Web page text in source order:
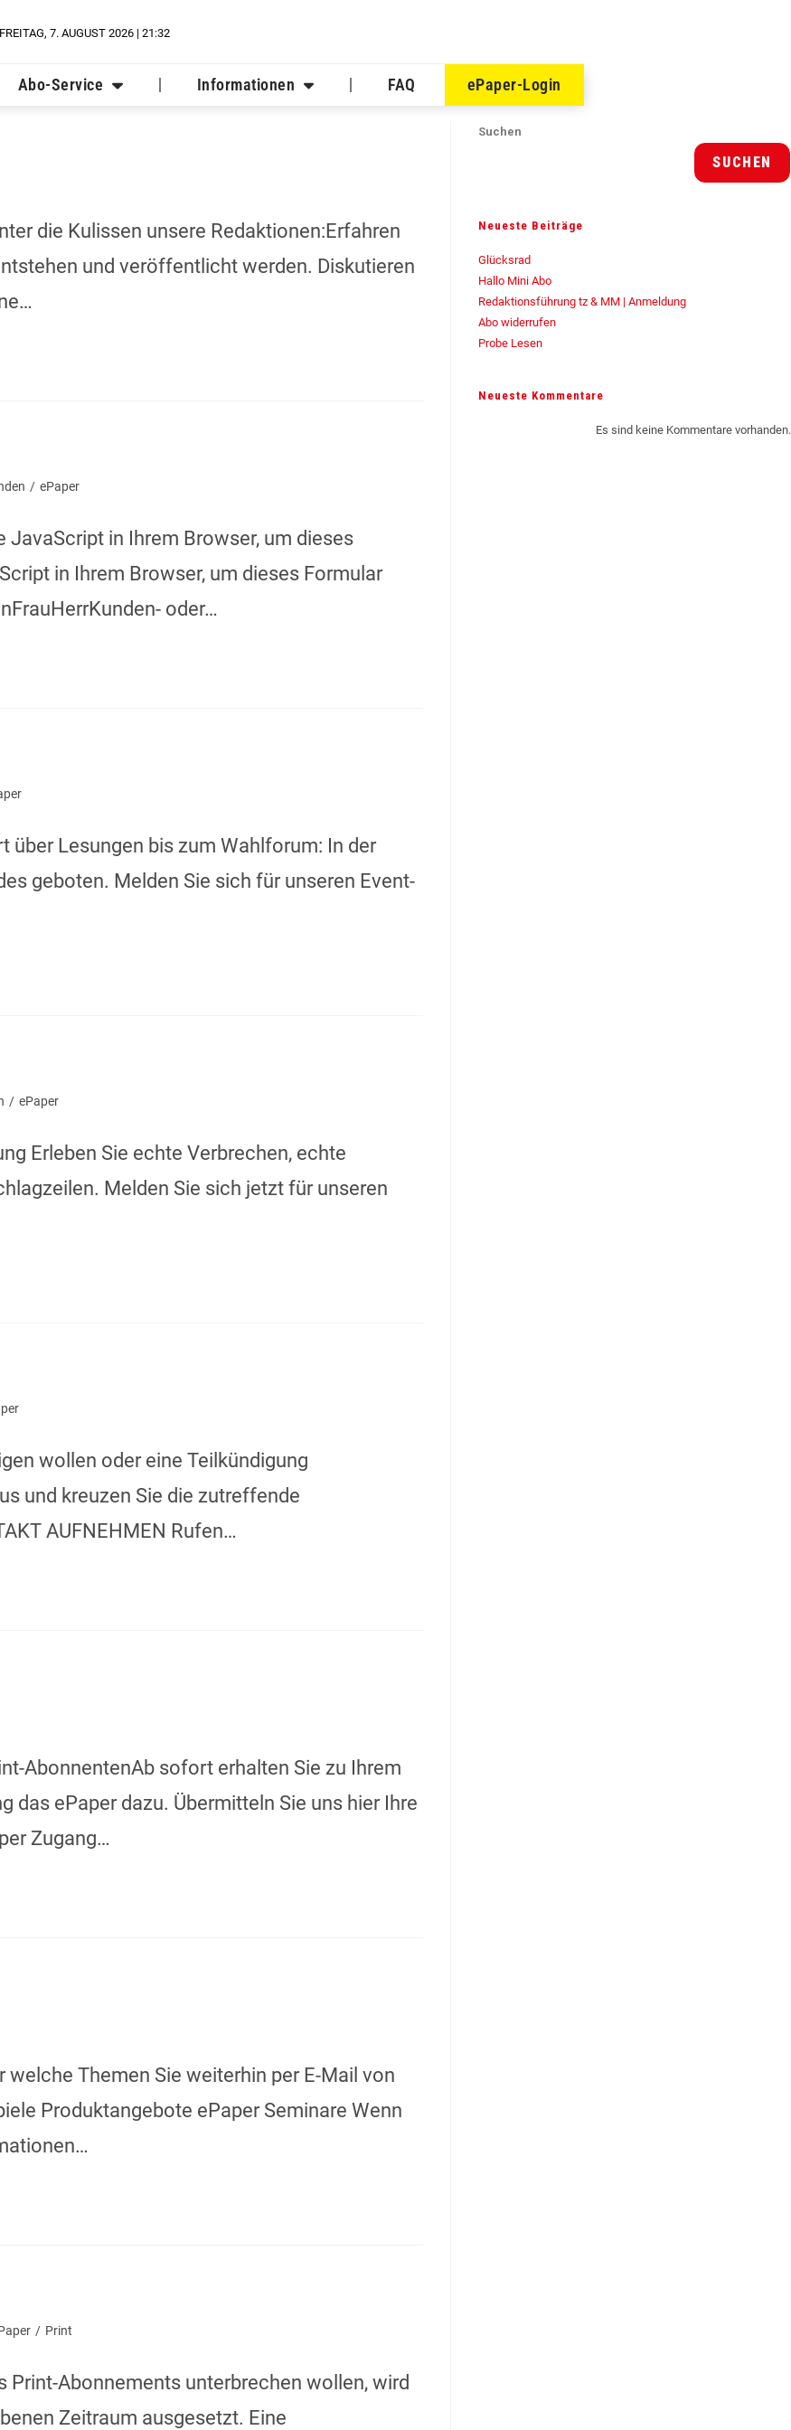
FREITAG, 7. AUGUST 2026 | 21:32
Abo-Service Informationen FAQ ePaper-Login
die Kulissen unsere Redaktionen:Erfahren
und veröffentlicht werden. Diskutieren
/ ePaper
in Ihrem Browser, um dieses
in Ihrem Browser, um dieses Formular
oder…
über Lesungen bis zum Wahlforum: In der
geboten. Melden Sie sich für unseren Event-
/ ePaper
Erleben Sie echte Verbrechen, echte
Melden Sie sich jetzt für unseren
wollen oder eine Teilkündigung
und kreuzen Sie die zutreffende
AUFNEHMEN Rufen…
AbonnentenAb sofort erhalten Sie zu Ihrem
das ePaper dazu. Übermitteln Sie uns hier Ihre
Zugang…
Themen Sie weiterhin per E-Mail von
Produktangebote ePaper Seminare Wenn
/ Print
Abonnements unterbrechen wollen, wird
Zeitraum ausgesetzt. Eine
Suchen
SUCHEN
Neueste Beiträge
Glücksrad
Hallo Mini Abo
Redaktionsführung tz & MM | Anmeldung
Abo widerrufen
Probe Lesen
Neueste Kommentare
Es sind keine Kommentare vorhanden.